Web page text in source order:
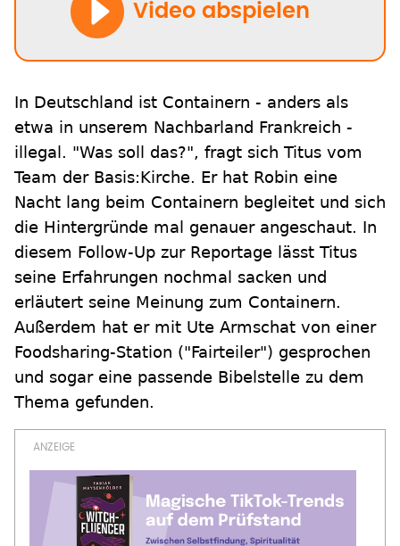
Video abspielen
In Deutschland ist Containern - anders als
etwa in unserem Nachbarland Frankreich -
illegal. "Was soll das?", fragt sich Titus vom
Team der Basis:Kirche. Er hat Robin eine
Nacht lang beim Containern begleitet und sich
die Hintergründe mal genauer angeschaut. In
diesem Follow-Up zur Reportage lässt Titus
seine Erfahrungen nochmal sacken und
erläutert seine Meinung zum Containern.
Außerdem hat er mit Ute Armschat von einer
Foodsharing-Station ("Fairteiler") gesprochen
und sogar eine passende Bibelstelle zu dem
Thema gefunden.